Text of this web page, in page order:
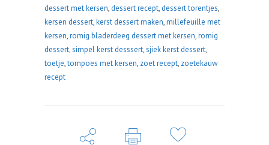
dessert met kersen, dessert recept, dessert torentjes,
kersen dessert,kerst dessert maken,millefeuille met
kersen,romig bladerdeeg dessert met kersen,romig
dessert,simpel kerst desssert,sjiek kerst dessert,
toetje,tompoes met kersen, zoet recept, zoetekauw
recept